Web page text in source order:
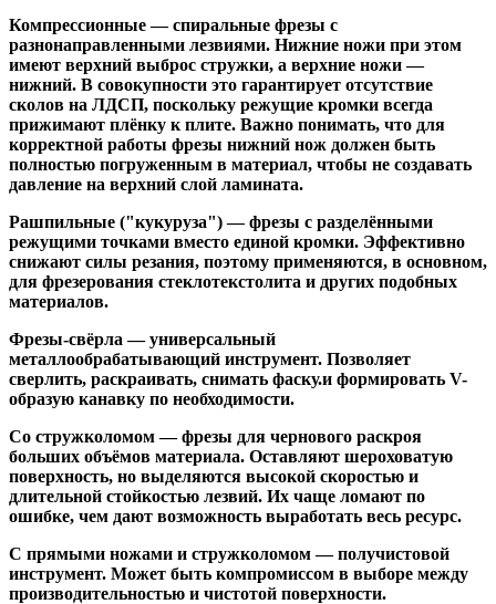
Компрессионные— спиральные фрезы с
разнонаправленными лезвиями. Нижние ножи при этом
имеют верхний выброс стружки, а верхние ножи —
нижний. В совокупности это гарантирует отсутствие
сколов на ЛДСП, поскольку режущие кромки всегда
прижимают плёнку к плите. Важно понимать, что для
корректной работы фрезы нижний нож должен быть
полностью погруженным в материал, чтобы не создавать
давление на верхний слой ламината.
Рашпильные ("кукуруза")— фрезы с разделёнными
режущими точками вместо единой кромки. Эффективно
снижают силы резания, поэтому применяются, в основном,
для фрезерования стеклотекстолита и других подобных
материалов.
Фрезы-свёрла — универсальный
металлообрабатывающий инструмент. Позволяет
сверлить, раскраивать, снимать фаску.и формировать V-
образую канавку по необходимости.
Со стружколомом— фрезы для чернового раскроя
больших объёмов материала. Оставляют шероховатую
поверхность, но выделяются высокой скоростью и
длительной стойкостью лезвий. Их чаще ломают по
ошибке, чем дают возможность выработать весь ресурс.
С прямыми ножами и стружколомом— получистовой
инструмент. Может быть компромиссом в выборе между
производительностью и чистотой поверхности.